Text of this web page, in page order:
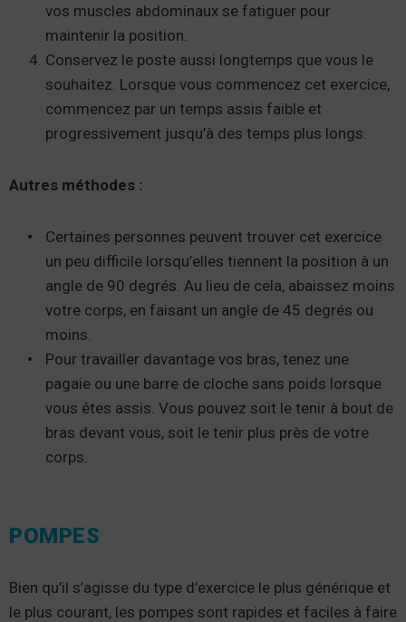
vos muscles abdominaux se fatiguer pour
maintenir la position.
Conservez le poste aussi longtemps que vous le
souhaitez. Lorsque vous commencez cet exercice,
commencez par un temps assis faible et
progressivement jusqu’à des temps plus longs.
Autres méthodes :
Certaines personnes peuvent trouver cet exercice
un peu difficile lorsqu’elles tiennent la position à un
angle de 90 degrés. Au lieu de cela, abaissez moins
votre corps, en faisant un angle de 45 degrés ou
moins.
Pour travailler davantage vos bras, tenez une
pagaie ou une barre de cloche sans poids lorsque
vous êtes assis. Vous pouvez soit le tenir à bout de
bras devant vous, soit le tenir plus près de votre
corps.
POMPES
Bien qu’il s’agisse du type d’exercice le plus générique et
le plus courant, les pompes sont rapides et faciles à faire